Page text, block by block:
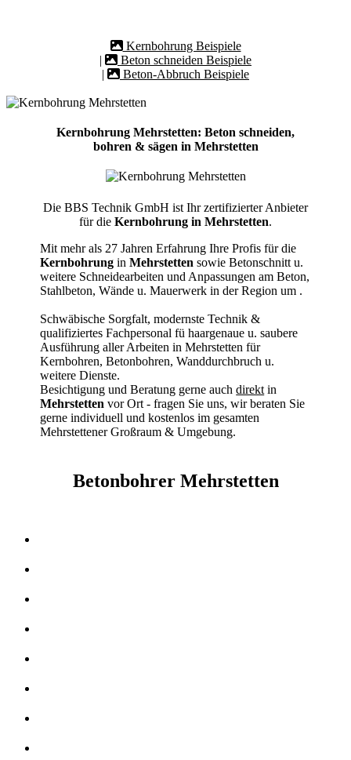
Kernbohrung Beispiele
|
Beton schneiden Beispiele
|
Beton-Abbruch Beispiele
Kernbohrung Mehrstetten: Beton schneiden,
bohren & sägen in Mehrstetten
Die BBS Technik GmbH ist Ihr zertifizierter Anbieter
für die Kernbohrung in Mehrstetten.
Mit mehr als 27 Jahren Erfahrung Ihre Profis für die
Kernbohrung inMehrstetten sowie Betonschnitt u.
weitere Schneidearbeiten und Anpassungen am Beton,
Stahlbeton, Wände u. Mauerwerk in der Region um .
Schwäbische Sorgfalt, modernste Technik &
qualifiziertes Fachpersonalfü haargenaue u. saubere
Ausführung aller Arbeitenin Mehrstetten für
Kernbohren, Betonbohren, Wanddurchbruch u.
weitere Dienste.
Besichtigung und Beratung gerne auchdirekt in
Mehrstetten vor Ort - fragen Sie uns, wir beraten Sie
gerne individuell und kostenlos im gesamten
Mehrstettener Großraum & Umgebung.
Betonbohrer Mehrstetten